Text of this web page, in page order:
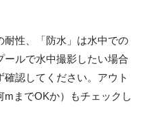
耐性、「防水」は水中での
ルで水中撮影したい場合
認してください。アウト
mまでOKか）もチェックし